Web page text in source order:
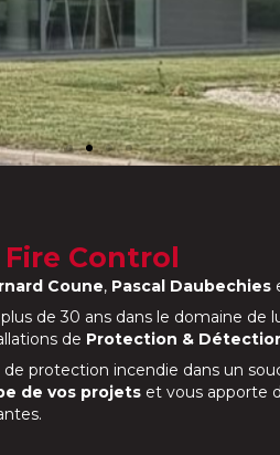
Control
Coune, Pascal Daubechies
de 30 ans dans le domaine de
de Protection &
protection incendie dans un
de vos projetset vous apporte